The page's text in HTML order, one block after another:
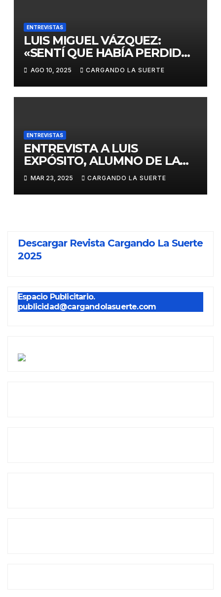
ENTREVISTAS
LUIS MIGUEL VÁZQUEZ:
«SENTÍ QUE HABÍA PERDIDO
EL RUMBO DE MI VIDA»
AGO 10, 2025 CARGANDO LA SUERTE
ENTREVISTAS
ENTREVISTA A LUIS
EXPÓSITO, ALUMNO DE LA
ESCUELA TAURINA DE
CIUDAD REAL, ANTE SU
DEBUT EL PRÓXIMO MARTES
MAR 23, 2025 CARGANDO LA SUERTE
Descargar Revista Cargando La Suerte
2025
Espacio Publicitario.
publicidad@cargandolasuerte.com